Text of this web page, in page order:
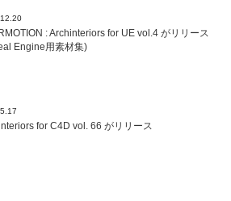
: Archinteriors for UE vol.4 がリリース
Engine用素材集)
for C4D vol. 66 がリリース